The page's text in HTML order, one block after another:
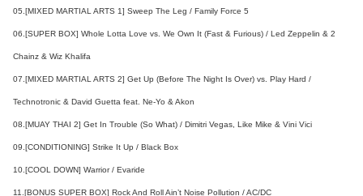
05.[MIXED MARTIAL ARTS 1] Sweep The Leg / Family Force 5
06.[SUPER BOX] Whole Lotta Love vs. We Own It (Fast & Furious) / Led Zeppelin & 2
Chainz & Wiz Khalifa
07.[MIXED MARTIAL ARTS 2] Get Up (Before The Night Is Over) vs. Play Hard /
Technotronic & David Guetta feat. Ne-Yo & Akon
08.[MUAY THAI 2] Get In Trouble (So What) / Dimitri Vegas, Like Mike & Vini Vici
09.[CONDITIONING] Strike It Up / Black Box
10.[COOL DOWN] Warrior / Evaride
11.[BONUS SUPER BOX] Rock And Roll Ain’t Noise Pollution / AC/DC